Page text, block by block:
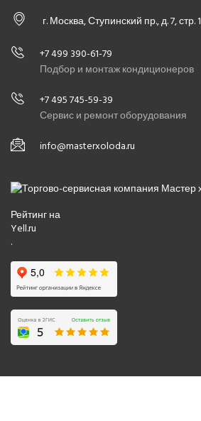
г. Москва, Ступинский пр., д. 7, стр. 1
+7 499 390-61-79
Подбор и монтаж кондиционеров
+7 495 745-59-39
Сервис и ремонт оборудования
info@masterxoloda.ru
Рейтинг на
Yell.ru
.